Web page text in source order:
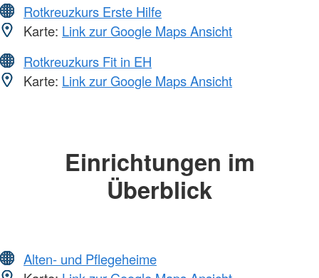
Rotkreuzkurs Erste Hilfe
Karte: Link zur Google Maps Ansicht
Rotkreuzkurs Fit in EH
Karte: Link zur Google Maps Ansicht
Einrichtungen im
Überblick
Alten- und Pflegeheime